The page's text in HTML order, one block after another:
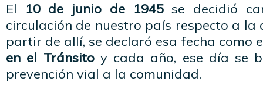
El 10 de junio de 1945se decidió
circulación de nuestro país respecto a la
partir de allí, se declaró esa fecha como
en el Tránsitoy cada año, ese día se
prevención vial a la comunidad.